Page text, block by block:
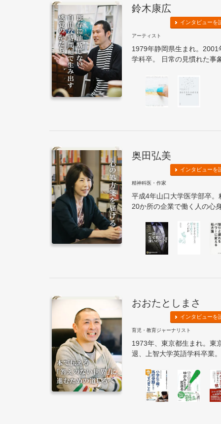
鈴木康広
インタビューを
アーティスト
1979年静岡県生まれ。
学科卒。 日常の見慣れた事
奥田弘美
インタビューを
精神科医・作家
平成4年山口大学医学部卒
20か所の企業で働く人の心
おおたとしまさ
インタビューを
育児・教育ジャーナリスト
1973年、東京都生まれ。東
退、上智大学英語学科卒業